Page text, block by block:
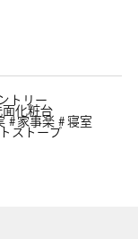
トリー
面化粧台
家事楽
寝室
ストーブ